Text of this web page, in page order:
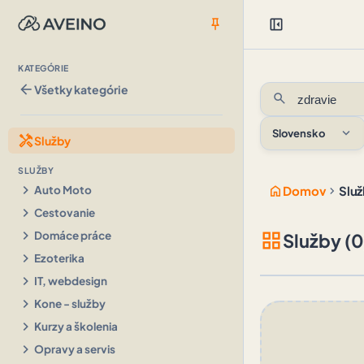
push_pin
KATEGÓRIE
arrow_backVšetky kategórie
handymanSlužby
SLUŽBY
chevron_right Auto Moto
chevron_right Cestovanie
chevron_right Domáce práce
chevron_right Ezoterika
chevron_right IT, webdesign
chevron_right Kone - služby
chevron_right Kurzy a školenia
chevron_right Opravy a servis
left_panel_close
search
Slovensko expand_more
home Domov chevron_right
grid_viewSlužby